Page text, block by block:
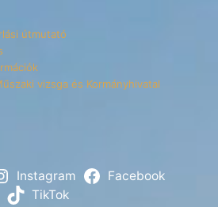
útmutató
vizsga és Kormányhivatal
Instagram
Facebook
TikTok